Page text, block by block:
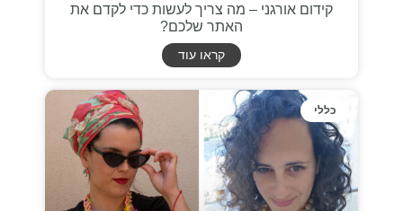
קידום אורגני – מה צריך לעשות כדי לקדם את
האתר שלכם?
קראו עוד
כללי